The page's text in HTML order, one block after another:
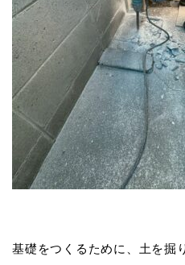
基礎をつくるために、土を掘